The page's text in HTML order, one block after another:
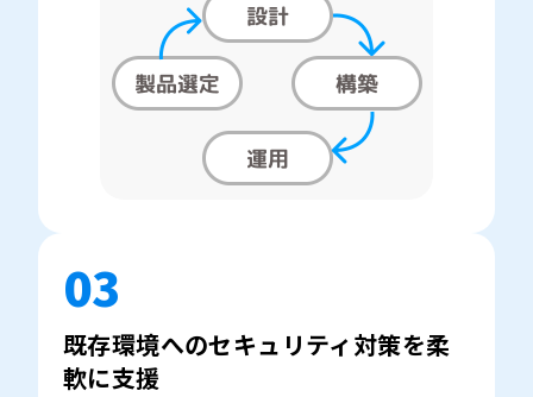
03
既存環境へのセキュリティ対策を柔
軟に支援